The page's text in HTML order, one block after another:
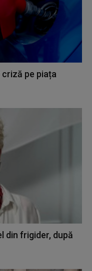
pe piața
din frigider, după